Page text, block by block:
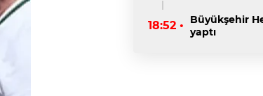
18:52 •
Büyükşehir
yaptı